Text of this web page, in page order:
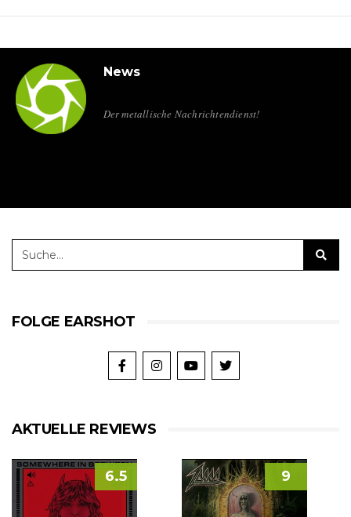
News
Der metallische Nachrichtendienst!
FOLGE EARSHOT
AKTUELLE REVIEWS
6.5 9